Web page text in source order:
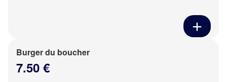
Burger du boucher
7.50 €